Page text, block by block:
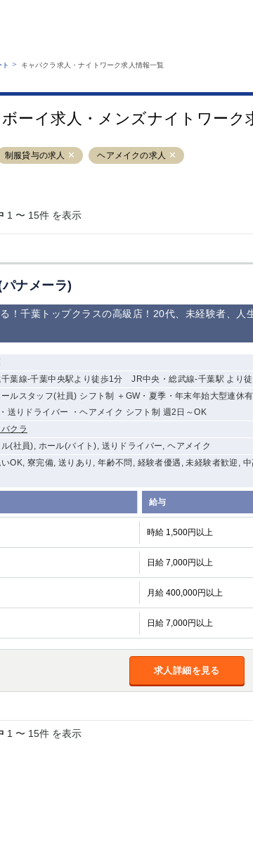
業種から探す
職種から探す
キャバクラボーイルートとは？
サイトマップ
> キャバクラ求人・ナイトワーク求人情報一覧
ーイ求人・メンズナイトワーク
制服貸与の求人 ヘアメイクの求人
1 〜 15件 を表示
ナメーラ)
！千葉トップクラスの高級店！20代、未経験者、人
千葉線-千葉中央駅より徒歩1分 JR中央・総武線-千葉駅 より
ールスタッフ(社員) シフト制 ＋GW・夏季・年末年始大型連休
送りドライバー ・ヘアメイク シフト制 週2日～OK
クラ
(社員), ホール(バイト), 送りドライバー, ヘアメイク
いOK, 寮完備, 送りあり, 年齢不問, 経験者優遇, 未経験者歓迎,
給与
時給 1,500円以上
日給 7,000円以上
月給 400,000円以上
日給 7,000円以上
求人詳細を見る
1 〜 15件 を表示
上野 六本木
千葉中央 門前仲町
町田
赤坂 高円寺
（北
学芸大学
！
「赤羽駅」から
徒歩2分 ②東
京メトロ南北線
「赤羽岩淵駅」
宿
町 ②
①銀座 ②新橋 錦糸町(南口) 蒲田(西口)
馬 ②
橋 ③
袋
竹ノ塚 三鷹
亀戸
湯島 久米川
市川
藤沢 平塚
武蔵小杉
関内・馬車道・
武蔵新城
たまプラーザ
大船
横須賀 桜木町
南越谷 志木
川越
獨協大学前
加松原＞
蕨
成田
千葉